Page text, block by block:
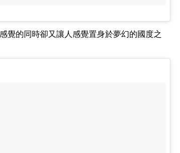
覺的同時卻又讓人感覺置身於夢幻的國度之